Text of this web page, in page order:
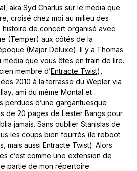
aka Syd Charlus sur le média que
croisé chez moi au milieu des
de concert organisé avec
(Temper) aux côtés de la
(Major Deluxe). Il y a Thomas
que vous êtes en train de lire.
membre d’Entracte Twist),
2010 à la terrasse du Wepler via
ami du même Montal et
perdues d’une gargantuesque
de 20 pages de Lester Bangs pour
jamais. Sans oublier Stanislas de
les coups bien fourrés (le reboot
mais aussi Entracte Twist). Alors
c’est comme une extension de
partie de mon répertoire